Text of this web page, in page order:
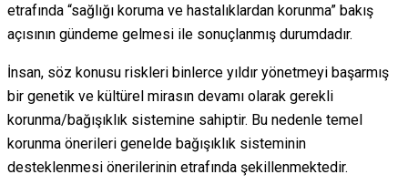
etrafında “sağlığı koruma ve hastalıklardan korunma” bakış
açısının gündeme gelmesi ile sonuçlanmış durumdadır.
İnsan, söz konusu riskleri binlerce yıldır yönetmeyi başarmış
bir genetik ve kültürel mirasın devamı olarak gerekli
korunma/bağışıklık sistemine sahiptir. Bu nedenle temel
korunma önerileri genelde bağışıklık sisteminin
desteklenmesi önerilerinin etrafında şekillenmektedir.